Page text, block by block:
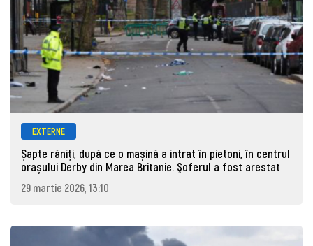
EXTERNE
Șapte răniți, după ce o mașină a intrat în pietoni, în centrul
orașului Derby din Marea Britanie. Şoferul a fost arestat
29 martie 2026, 13:10